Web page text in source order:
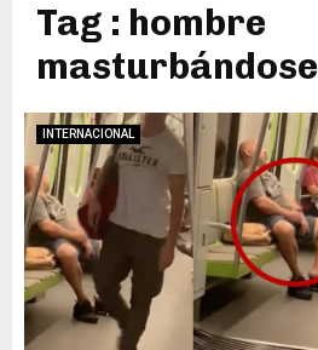
Tag : hombre
masturbándose
INTERNACIONAL